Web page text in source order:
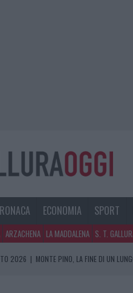
ECONOMIA SPORT
ARZACHENA LA MADDALENA S. T.
2026 | MONTE PINO, LA FINE DI UN